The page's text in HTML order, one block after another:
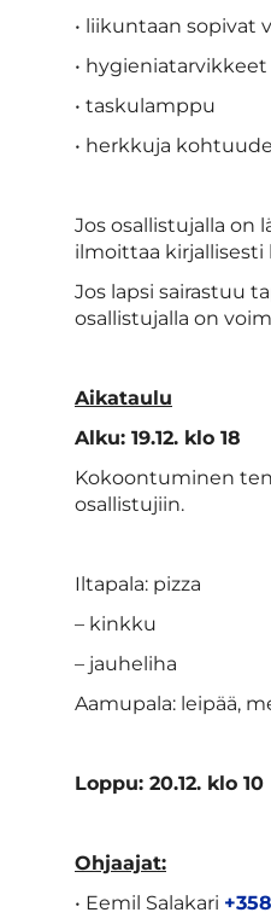
• liikuntaan sopivat
• hygieniatarvikkeet
• taskulamppu
• herkkuja
Jos osallistujalla on
ilmoittaa kirjallisesti
Jos lapsi sairastuu
osallistujalla on
Aikataulu
Alku: 19.12. klo 18
Kokoontuminen
osallistujiin.
Iltapala: pizza
– kinkku
– jauheliha
Aamupala: leipää,
Loppu: 20.12. klo 10
Ohjaajat:
• Eemil Salakari